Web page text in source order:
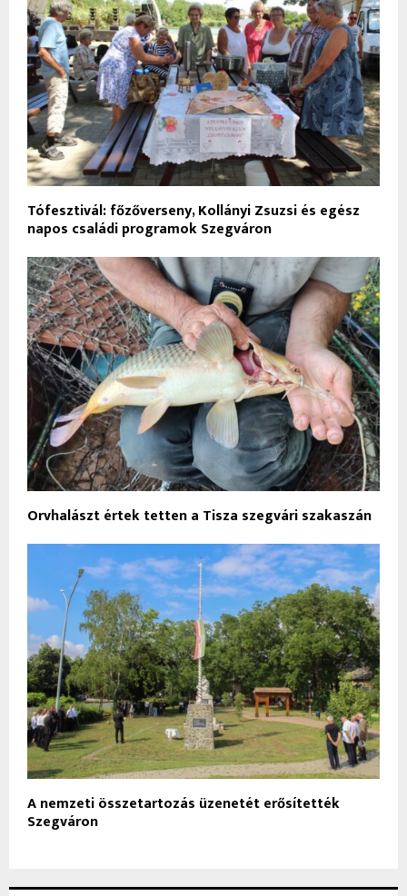
Tófesztivál: főzőverseny, Kollányi Zsuzsi és egész
napos családi programok Szegváron
Orvhalászt értek tetten a Tisza szegvári szakaszán
A nemzeti összetartozás üzenetét erősítették
Szegváron